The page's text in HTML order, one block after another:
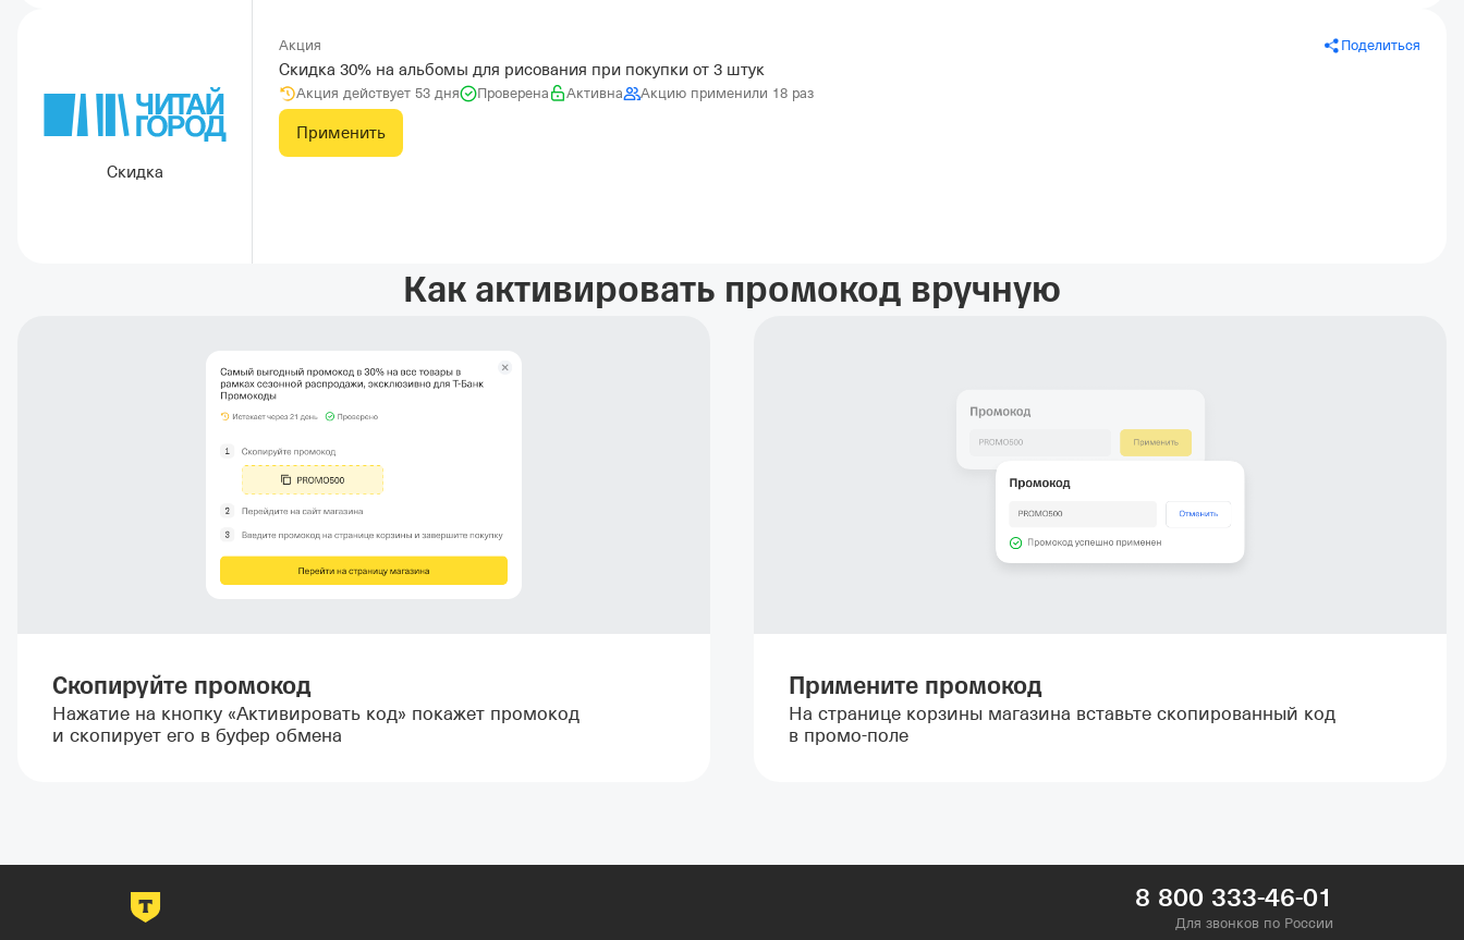
Скидка
Акция Поделиться
Скидка 30% на альбомы для рисования при покупки от 3 штук
Акция действует 53 дня Проверена Активна Акцию применили 18 раз
Применить
Как активировать промокод вручную
Скопируйте промокод
Нажатие на кнопку «Активировать код» покажет промокод
и скопирует его в буфер обмена
Примените промокод
На странице корзины магазина вставьте скопированный код
в промо-поле
8 800 333-46-01
Для звонков по России